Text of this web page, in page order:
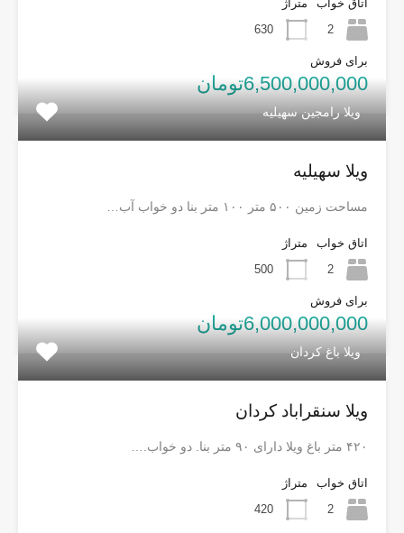
اتاق خواب
2
متراژ
630
برای فروش
6,500,000,000تومان
ویلا رامجین سهیلیه
ویلا سهیلیه
مساحت زمین ۵۰۰ متر ۱۰۰ متر بنا دو خواب آب…
اتاق خواب
2
متراژ
500
برای فروش
6,000,000,000تومان
ویلا باغ کردان
ویلا سنقراباد کردان
۴۲۰ متر باغ ویلا دارای ۹۰ متر بنا. دو خواب.…
اتاق خواب
2
متراژ
420